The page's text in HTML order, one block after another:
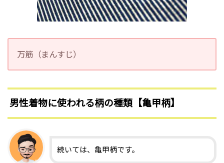
万筋（まんすじ）
男性着物に使われる柄の種類【亀甲柄】
続いては、亀甲柄です。